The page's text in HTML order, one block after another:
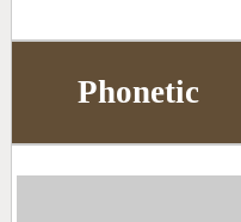
Phonetic